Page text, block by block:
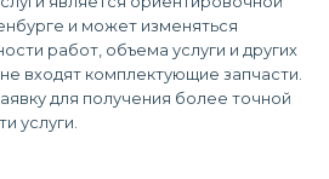
и может изменяться
работ, объема услуги и других
входят комплектующие запчасти.
для получения более точной
услуги.